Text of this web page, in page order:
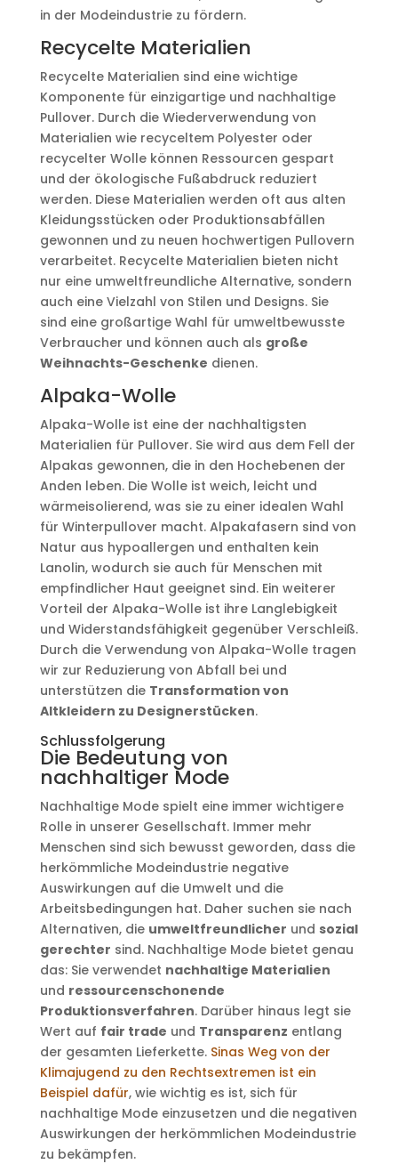
in der Modeindustrie zu fördern.
Recycelte Materialien
Recycelte Materialien sind eine wichtige
Komponente für einzigartige und nachhaltige
Pullover. Durch die Wiederverwendung von
Materialien wie recyceltem Polyester oder
recycelter Wolle können Ressourcen gespart
und der ökologische Fußabdruck reduziert
werden. Diese Materialien werden oft aus alten
Kleidungsstücken oder Produktionsabfällen
gewonnen und zu neuen hochwertigen Pullovern
verarbeitet. Recycelte Materialien bieten nicht
nur eine umweltfreundliche Alternative, sondern
auch eine Vielzahl von Stilen und Designs. Sie
sind eine großartige Wahl für umweltbewusste
Verbraucher und können auch als große
Weihnachts-Geschenke dienen.
Alpaka-Wolle
Alpaka-Wolle ist eine der nachhaltigsten
Materialien für Pullover. Sie wird aus dem Fell der
Alpakas gewonnen, die in den Hochebenen der
Anden leben. Die Wolle ist weich, leicht und
wärmeisolierend, was sie zu einer idealen Wahl
für Winterpullover macht. Alpakafasern sind von
Natur aus hypoallergen und enthalten kein
Lanolin, wodurch sie auch für Menschen mit
empfindlicher Haut geeignet sind. Ein weiterer
Vorteil der Alpaka-Wolle ist ihre Langlebigkeit
und Widerstandsfähigkeit gegenüber Verschleiß.
Durch die Verwendung von Alpaka-Wolle tragen
wir zur Reduzierung von Abfall bei und
unterstützen die Transformation von
Altkleidern zu Designerstücken.
Schlussfolgerung
Die Bedeutung von
nachhaltiger Mode
Nachhaltige Mode spielt eine immer wichtigere
Rolle in unserer Gesellschaft. Immer mehr
Menschen sind sich bewusst geworden, dass die
herkömmliche Modeindustrie negative
Auswirkungen auf die Umwelt und die
Arbeitsbedingungen hat. Daher suchen sie nach
Alternativen, die umweltfreundlicher und sozial
gerechter sind. Nachhaltige Mode bietet genau
das: Sie verwendet nachhaltige Materialien
und ressourcenschonende
Produktionsverfahren. Darüber hinaus legt sie
Wert auf fair trade und Transparenz entlang
der gesamten Lieferkette. Sinas Weg von der
Klimajugend zu den Rechtsextremen ist ein
Beispiel dafür, wie wichtig es ist, sich für
nachhaltige Mode einzusetzen und die negativen
Auswirkungen der herkömmlichen Modeindustrie
zu bekämpfen.